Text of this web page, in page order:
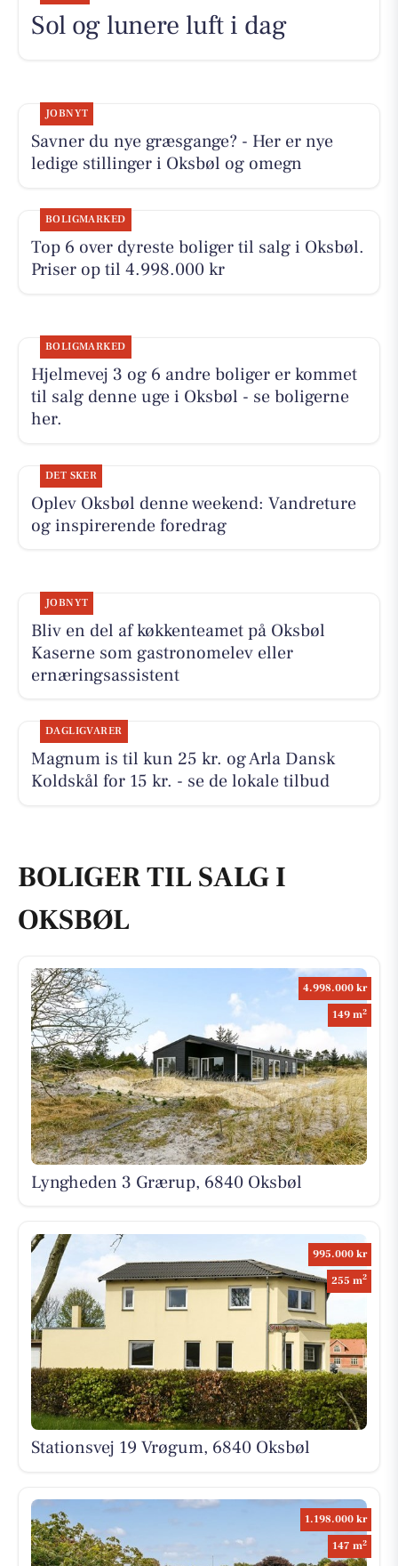
Sol og lunere luft i dag
JOBNYT
Savner du nye græsgange? - Her er nye
ledige stillinger i Oksbøl og omegn
BOLIGMARKED
Top 6 over dyreste boliger til salg i Oksbøl.
Priser op til 4.998.000 kr
BOLIGMARKED
Hjelmevej 3 og 6 andre boliger er kommet
til salg denne uge i Oksbøl - se boligerne
her.
DET SKER
Oplev Oksbøl denne weekend: Vandreture
og inspirerende foredrag
JOBNYT
Bliv en del af køkkenteamet på Oksbøl
Kaserne som gastronomelev eller
ernæringsassistent
DAGLIGVARER
Magnum is til kun 25 kr. og Arla Dansk
Koldskål for 15 kr. - se de lokale tilbud
BOLIGER TIL SALG I
OKSBØL
4.998.000 kr
149 m2
Lyngheden 3 Grærup, 6840 Oksbøl
995.000 kr
255 m2
Stationsvej 19 Vrøgum, 6840 Oksbøl
1.198.000 kr
147 m2